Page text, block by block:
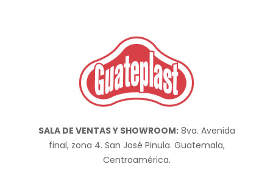
SALA DE VENTAS Y SHOWROOM:8va. Avenida
final, zona 4. San José Pinula. Guatemala,
Centroamérica.